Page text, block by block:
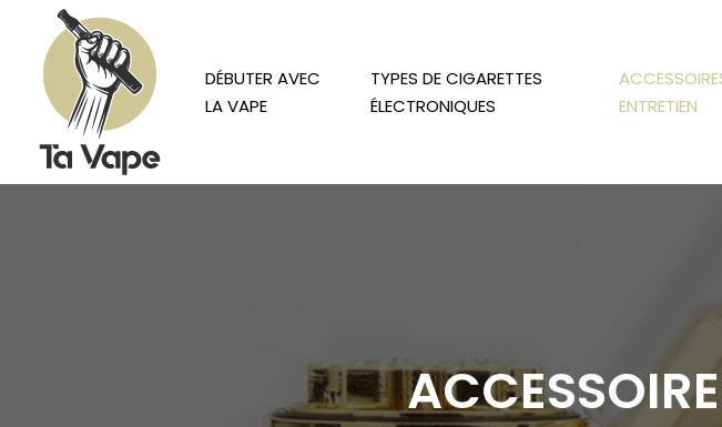
DÉBUTER AVEC
LA VAPE
TYPES DE CIGARETTES
ÉLECTRONIQUES
ENTRETIEN